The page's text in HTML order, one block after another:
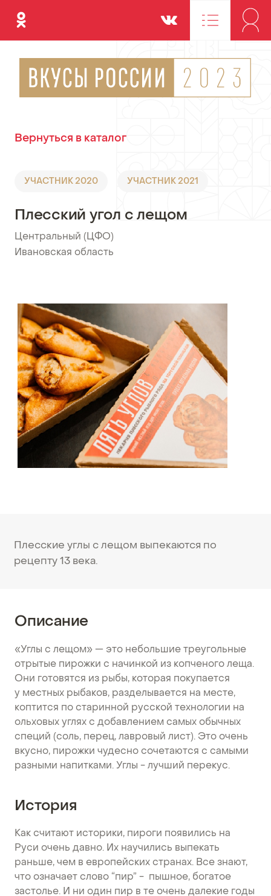
Одноклассники Вконтакте
Вернуться в каталог
УЧАСТНИК 2020 УЧАСТНИК 2021
Плесский угол с лещом
Центральный (ЦФО)
•Ивановская область
Плесские углы с лещом выпекаются по
рецепту 13 века.
Описание
«Углы с лещом» — это небольшие треугольные
отрытые пирожки с начинкой из копченого леща.
Они готовятся из рыбы, которая покупается
у местных рыбаков, разделывается на месте,
коптится по старинной русской технологии на
ольховых углях с добавлением самых обычных
специй (соль, перец, лавровый лист). Это очень
вкусно, пирожки чудесно сочетаются с самыми
разными напитками. Углы - лучший перекус.
История
Как считают историки, пироги появились на
Руси очень давно. Их научились выпекать
раньше, чем в европейских странах. Все знают,
что означает слово “пир” - пышное, богатое
застолье. И ни один пир в те очень далекие годы